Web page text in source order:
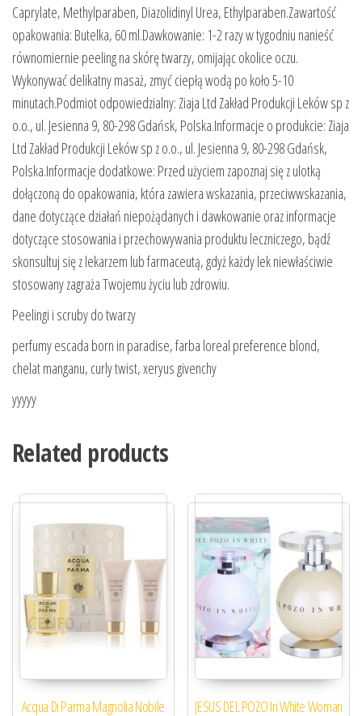
Caprylate, Methylparaben, Diazolidinyl Urea, Ethylparaben.Zawartość
opakowania: Butelka, 60 ml.Dawkowanie: 1-2 razy w tygodniu nanieść
równomiernie peeling na skórę twarzy, omijając okolice oczu.
Wykonywać delikatny masaż, zmyć ciepłą wodą po koło 5-10
minutach.Podmiot odpowiedzialny: Ziaja Ltd Zakład Produkcji Leków sp z
o.o., ul. Jesienna 9, 80-298 Gdańsk, Polska.Informacje o produkcie: Ziaja
Ltd Zakład Produkcji Leków sp z o.o., ul. Jesienna 9, 80-298 Gdańsk,
Polska.Informacje dodatkowe: Przed użyciem zapoznaj się z ulotką
dołączoną do opakowania, która zawiera wskazania, przeciwwskazania,
dane dotyczące działań niepożądanych i dawkowanie oraz informacje
dotyczące stosowania i przechowywania produktu leczniczego, bądź
skonsultuj się z lekarzem lub farmaceutą, gdyż każdy lek niewłaściwie
stosowany zagraża Twojemu życiu lub zdrowiu.
Peelingi i scruby do twarzy
perfumy escada born in paradise, farba loreal preference blond,
chelat manganu, curly twist, xeryus givenchy
yyyyy
Related products
Acqua Di Parma Magnolia Nobile JESUS DEL POZO In White Woman